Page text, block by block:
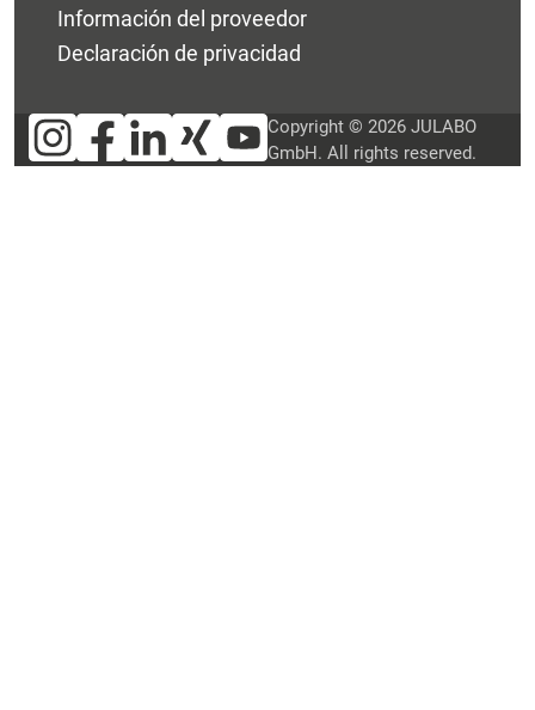
Información del proveedor
Declaración de privacidad
Copyright © 2026 JULABO
GmbH. All rights reserved.